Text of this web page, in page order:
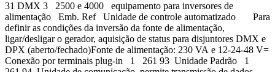
31 DMX 3 2500 e 4000 equipamento para inversores de
alimentação Emb. Ref Unidade de controle automatizado Para
definir as condições da inversão da fonte de alimentação,
ligar/desligar o gerador, aquisição de status para disjuntores DMX e
DPX (aberto/fechado)Fonte de alimentação: 230 VA e 12-24-48 V=
Conexão por terminais plug-in 1 261 93 Unidade Padrão 1